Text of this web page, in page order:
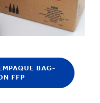
BAG-
FFP